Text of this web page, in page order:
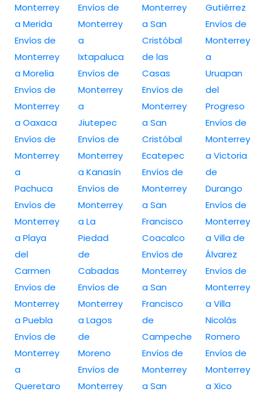
Monterrey
a Merida
Envíos de
Monterrey
a Morelia
Envíos de
Monterrey
a Oaxaca
Envíos de
Monterrey
a
Pachuca
Envíos de
Monterrey
a Playa
del
Carmen
Envíos de
Monterrey
a Puebla
Envíos de
Monterrey
a
Queretaro
Envíos de
Monterrey
a
Ixtapaluca
Envíos de
Monterrey
a
Jiutepec
Envíos de
Monterrey
a Kanasín
Envíos de
Monterrey
a La
Piedad
de
Cabadas
Envíos de
Monterrey
a Lagos
de
Moreno
Envíos de
Monterrey
Monterrey
a San
Cristóbal
de las
Casas
Envíos de
Monterrey
a San
Cristóbal
Ecatepec
Envíos de
Monterrey
a San
Francisco
Coacalco
Envíos de
Monterrey
a San
Francisco
de
Campeche
Envíos de
Monterrey
a San
Gutiérrez
Envíos de
Monterrey
a
Uruapan
del
Progreso
Envíos de
Monterrey
a Victoria
de
Durango
Envíos de
Monterrey
a Villa de
Álvarez
Envíos de
Monterrey
a Villa
Nicolás
Romero
Envíos de
Monterrey
a Xico